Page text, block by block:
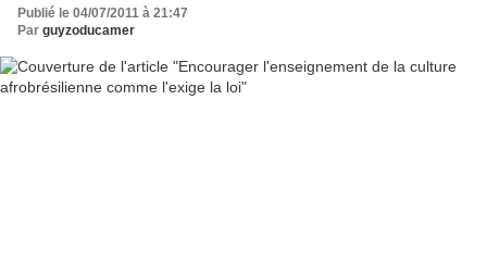
Publié le 04/07/2011 à 21:47
Par guyzoducamer